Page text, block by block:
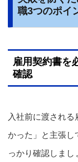
職3つのポイ
雇用契約書を
確認
入社前に渡され
かった」と主張し
っかり確認しまし